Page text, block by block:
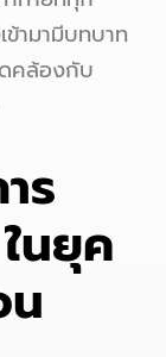
ามามีบทบาท
คล้องกับ
ร
ในยุค
น